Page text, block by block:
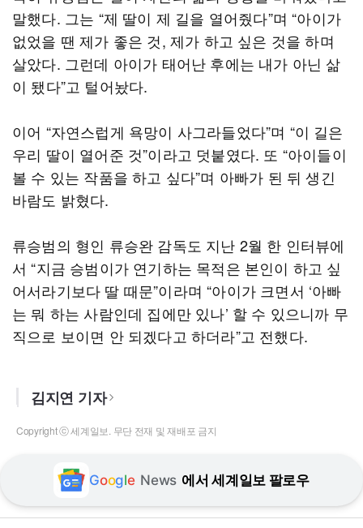
말했다. 그는 “제 딸이 제 길을 열어줬다”며 “아이가
없었을 땐 제가 좋은 것, 제가 하고 싶은 것을 하며
살았다. 그런데 아이가 태어난 후에는 내가 아닌 삶
이 됐다”고 털어놨다.
이어 “자연스럽게 욕망이 사그라들었다”며 “이 길은
우리 딸이 열어준 것”이라고 덧붙였다. 또 “아이들이
볼 수 있는 작품을 하고 싶다”며 아빠가 된 뒤 생긴
바람도 밝혔다.
류승범의 형인 류승완 감독도 지난 2월 한 인터뷰에
서 “지금 승범이가 연기하는 목적은 본인이 하고 싶
어서라기보다 딸 때문”이라며 “아이가 크면서 ‘아빠
는 뭐 하는 사람인데 집에만 있나’ 할 수 있으니까 무
직으로 보이면 안 되겠다고 하더라”고 전했다.
김지연 기자
Copyright ⓒ 세계일보. 무단 전재 및 재배포 금지
Google News 에서 세계일보 팔로우